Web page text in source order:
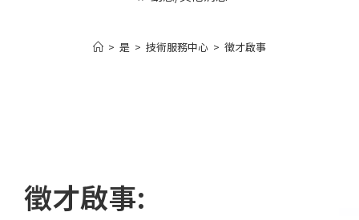
> 是 > 技術服務中心 > 徵才啟事
徵才啟事: